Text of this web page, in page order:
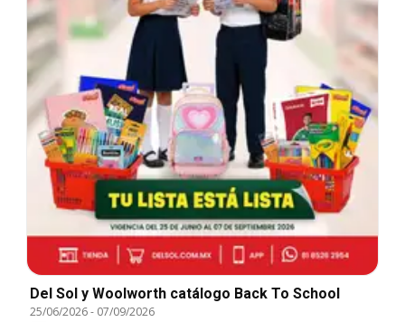
Del Sol y Woolworth catálogo Back To School
25/06/2026- 07/09/2026